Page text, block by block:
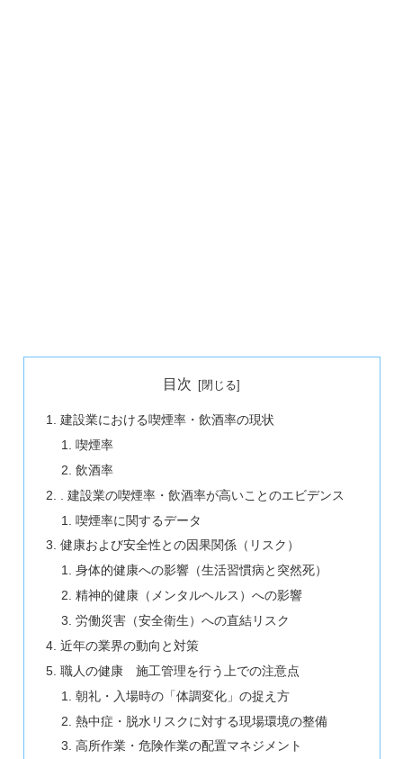
目次
建設業における喫煙率・飲酒率の現状
喫煙率
飲酒率
. 建設業の喫煙率・飲酒率が高いことのエビデンス
喫煙率に関するデータ
健康および安全性との因果関係（リスク）
身体的健康への影響（生活習慣病と突然死）
精神的健康（メンタルヘルス）への影響
労働災害（安全衛生）への直結リスク
近年の業界の動向と対策
職人の健康 施工管理を行う上での注意点
朝礼・入場時の「体調変化」の捉え方
熱中症・脱水リスクに対する現場環境の整備
高所作業・危険作業の配置マネジメント